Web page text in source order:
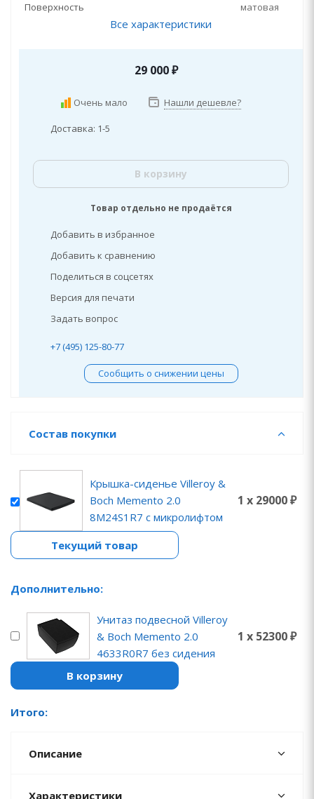
Поверхность
матовая
Все характеристики
29 000₽
Очень мало Нашли дешевле?
Доставка: 1-5
В корзину
Товар отдельно не продаётся
Добавить в избранное
Добавить к сравнению
Поделиться в соцсетях
Версия для печати
Задать вопрос
+7 (495) 125-80-77
Сообщить о снижении цены
Состав покупки
Крышка-сиденье Villeroy &
Boch Memento 2.0
8M24S1R7 с микролифтом
1 x 29000 ₽
Текущий товар
Дополнительно:
Унитаз подвесной Villeroy
& Boch Memento 2.0
4633R0R7 без сидения
1 x 52300 ₽
В корзину
Итого:
Описание
Характеристики